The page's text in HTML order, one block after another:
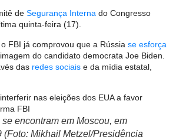
de Segurança Interna do Congresso
quinta-feira (17).
FBI já comprovou que a Rússia se esforça
do candidato democrata Joe Biden.
das redes sociais e da mídia estatal,
se encontram em Moscou, em
(Foto: Mikhail Metzel/Presidência